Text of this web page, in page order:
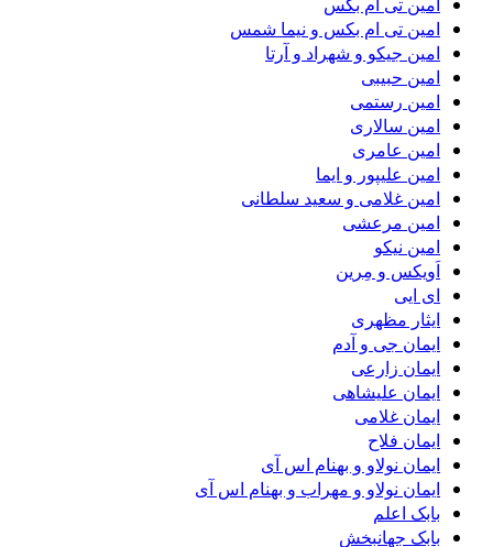
امین تی ام بکس و نیما شمس
امین جیکو و شهراد و آرتا
امین حبیبی
امین رستمی
امین سالاری
امین عامری
امین علیپور و ایما
امین غلامی و سعید سلطانی
امین مرعشی
امین نیکو
اَویکس و مِرین
ای ایی
ایثار مظهری
ایمان جی و آدم
ایمان زارعی
ایمان علیشاهی
ایمان غلامی
ایمان فلاح
ایمان نولاو و بهنام اس آی
ایمان نولاو و مهراب و بهنام اس آی
بابک اعلم
بابک جهانبخش